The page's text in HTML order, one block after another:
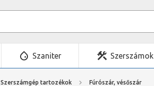
Szaniter Szerszámok
Szerszámgép tartozékok Fúrószár, vésőszár